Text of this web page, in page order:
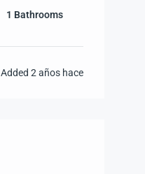
1 Bathrooms
Added 2 años hace